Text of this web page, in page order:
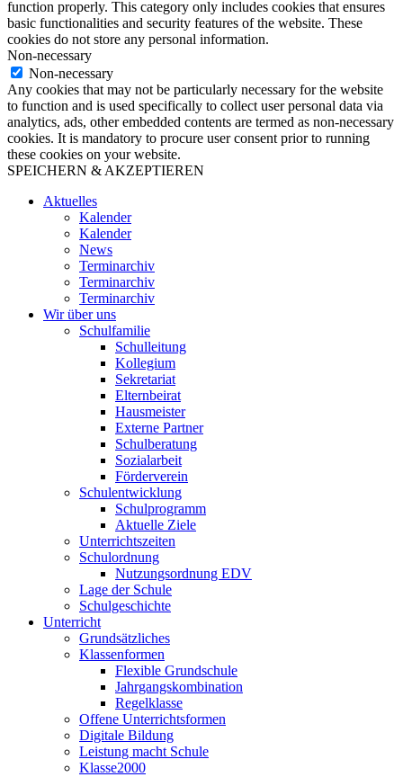
function properly. This category only includes cookies that ensures
basic functionalities and security features of the website. These
cookies do not store any personal information.
Non-necessary
Non-necessary
Any cookies that may not be particularly necessary for the website
to function and is used specifically to collect user personal data via
analytics, ads, other embedded contents are termed as non-necessary
cookies. It is mandatory to procure user consent prior to running
these cookies on your website.
SPEICHERN & AKZEPTIEREN
Aktuelles
Kalender
Kalender
News
Terminarchiv
Terminarchiv
Terminarchiv
Wir über uns
Schulfamilie
Schulleitung
Kollegium
Sekretariat
Elternbeirat
Hausmeister
Externe Partner
Schulberatung
Sozialarbeit
Förderverein
Schulentwicklung
Schulprogramm
Aktuelle Ziele
Unterrichtszeiten
Schulordnung
Nutzungsordnung EDV
Lage der Schule
Schulgeschichte
Unterricht
Grundsätzliches
Klassenformen
Flexible Grundschule
Jahrgangskombination
Regelklasse
Offene Unterrichtsformen
Digitale Bildung
Leistung macht Schule
Klasse2000